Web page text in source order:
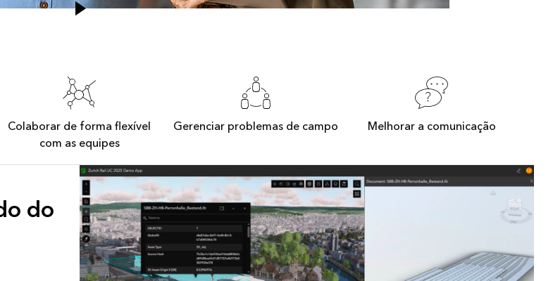
Colaborar de forma flexível
com as equipes
Gerenciar problemas de campo Melhorar a comunicação
do